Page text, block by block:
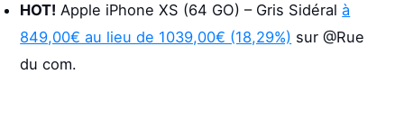
HOT! Apple iPhone XS (64 GO) – Gris Sidéralà
849,00€ au lieu de 1039,00€ (18,29%) sur @Rue
du com.